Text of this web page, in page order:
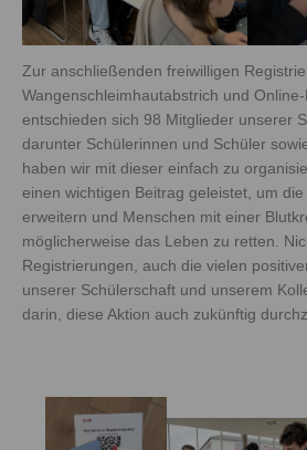
Zur anschließenden freiwilligen
Wangenschleimhautabstrich und
entschieden sich 98 Mitglieder unserer
darunter Schülerinnen und Schüler
haben wir mit dieser einfach zu
einen wichtigen Beitrag geleistet, um
erweitern und Menschen mit einer
möglicherweise das Leben zu retten.
Registrierungen, auch die vielen
unserer Schülerschaft und unserem
darin, diese Aktion auch zukünftig